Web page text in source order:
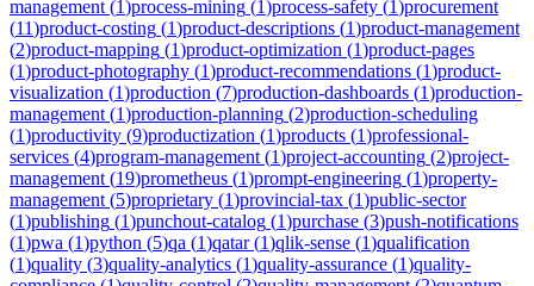
management (1)process-mining (1)process-safety (1)procurement
(11)product-costing (1)product-descriptions (1)product-management
(2)product-mapping (1)product-optimization (1)product-pages
(1)product-photography (1)product-recommendations (1)product-
visualization (1)production (7)production-dashboards (1)production-
management (1)production-planning (2)production-scheduling
(1)productivity (9)productization (1)products (1)professional-
services (4)program-management (1)project-accounting (2)project-
management (19)prometheus (1)prompt-engineering (1)property-
management (5)proprietary (1)provincial-tax (1)public-sector
(1)publishing (1)punchout-catalog (1)purchase (3)push-notifications
(1)pwa (1)python (5)qa (1)qatar(1)qlik-sense (1)qualification
(1)quality (3)quality-analytics (1)quality-assurance (1)quality-